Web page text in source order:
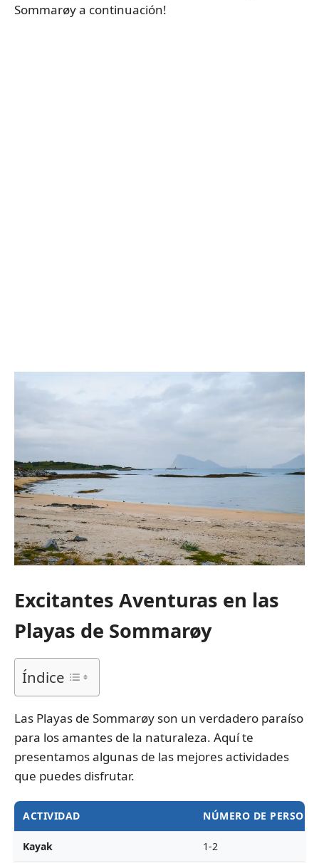
Sommarøy a continuación!
Excitantes Aventuras en las
Playas de Sommarøy
Índice
Las Playas de Sommarøy son un verdadero paraíso
para los amantes de la naturaleza. Aquí te
presentamos algunas de las mejores actividades
que puedes disfrutar.
ACTIVIDAD NÚMERO DE
Kayak 1-2